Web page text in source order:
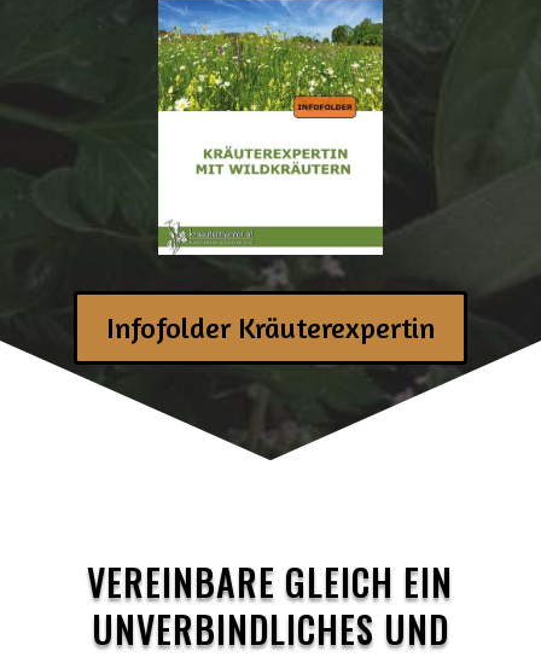
Infofolder Kräuterexpertin
VEREINBARE GLEICH EIN
UNVERBINDLICHES UND